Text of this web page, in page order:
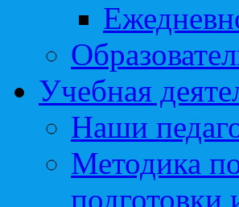
Учебная
Наши
Методика
подготовки